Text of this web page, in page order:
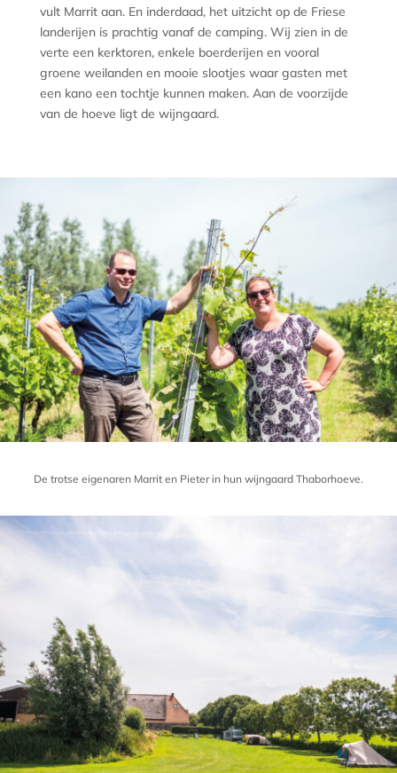
vult Marrit aan. En inderdaad, het uitzicht op de Friese
landerijen is prachtig vanaf de camping. Wij zien in de
verte een kerktoren, enkele boerderijen en vooral
groene weilanden en mooie slootjes waar gasten met
een kano een tochtje kunnen maken. Aan de voorzijde
van de hoeve ligt de wijngaard.
De trotse eigenaren Marrit en Pieter in hun wijngaard Thaborhoeve.